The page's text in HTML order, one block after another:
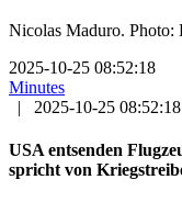
Nicolas Maduro. Photo:
2025-10-25 08:52:18
Minutes
|
2025-10-25 08:52:18
USA entsenden
spricht von